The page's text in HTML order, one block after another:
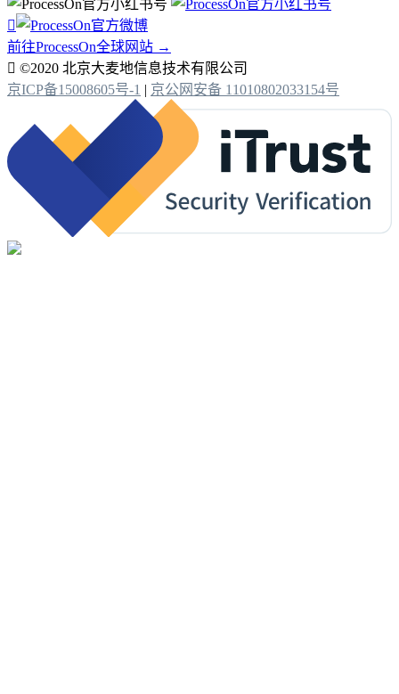

前往ProcessOn全球网站 →
 ©2020 北京大麦地信息技术有限公司
京ICP备15008605号-1 | 京公网安备 11010802033154号